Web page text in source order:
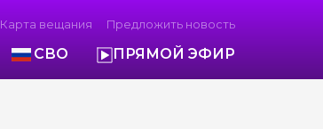
Карта вещания Предложить новость
СВО ПРЯМОЙ ЭФИР